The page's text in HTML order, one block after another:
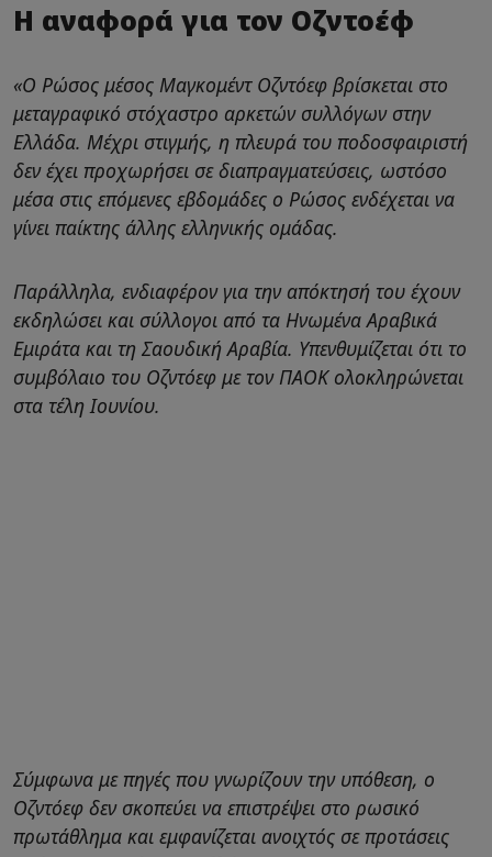
Η αναφορά για τον Οζντοέφ
«O Ρώσος μέσος Μαγκομέντ Οζντόεφ βρίσκεται στο
μεταγραφικό στόχαστρο αρκετών συλλόγων στην
Ελλάδα. Μέχρι στιγμής, η πλευρά του ποδοσφαιριστή
δεν έχει προχωρήσει σε διαπραγματεύσεις, ωστόσο
μέσα στις επόμενες εβδομάδες ο Ρώσος ενδέχεται να
γίνει παίκτης άλλης ελληνικής ομάδας.
Παράλληλα, ενδιαφέρον για την απόκτησή του έχουν
εκδηλώσει και σύλλογοι από τα Ηνωμένα Αραβικά
Εμιράτα και τη Σαουδική Αραβία. Υπενθυμίζεται ότι το
συμβόλαιο του Οζντόεφ με τον ΠΑΟΚ ολοκληρώνεται
στα τέλη Ιουνίου.
Σύμφωνα με πηγές που γνωρίζουν την υπόθεση, ο
Οζντόεφ δεν σκοπεύει να επιστρέψει στο ρωσικό
πρωτάθλημα και εμφανίζεται ανοιχτός σε προτάσεις